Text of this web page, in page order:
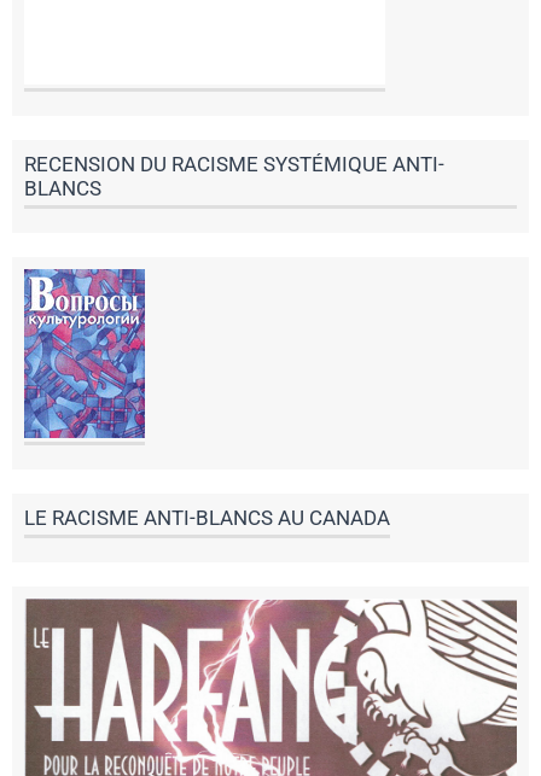
RECENSION DU RACISME SYSTÉMIQUE ANTI-
BLANCS
LE RACISME ANTI-BLANCS AU CANADA